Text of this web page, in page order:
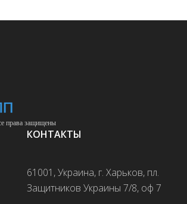
права защищены
КОНТАКТЫ
61001, Украина, г. Харьков, пл.
Защитников Украины 7/8, оф 7